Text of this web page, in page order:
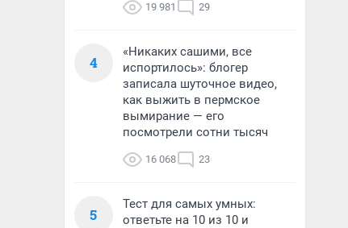
19 981 29
4
«Никаких сашими, все
испортилось»: блогер
записала шуточное видео,
как выжить в пермское
вымирание — его
посмотрели сотни тысяч
16 068 23
5
Тест для самых умных:
ответьте на 10 из 10 и